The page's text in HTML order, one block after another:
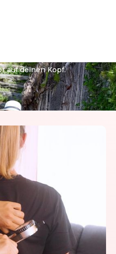
auf deinen Kopf.